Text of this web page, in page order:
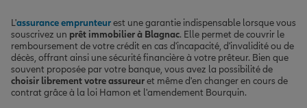
L'assurance emprunteurest une garantie indispensable lorsque vous
souscrivez un prêt immobilier à Blagnac. Elle permet de couvrir le
remboursement de votre crédit en cas d'incapacité, d'invalidité ou de
décès, offrant ainsi une sécurité financière à votre prêteur. Bien que
souvent proposée par votre banque, vous avez la possibilité de
choisir librement votre assureuret même d'en changer en cours de
contrat grâce à la loi Hamon et l'amendement Bourquin.